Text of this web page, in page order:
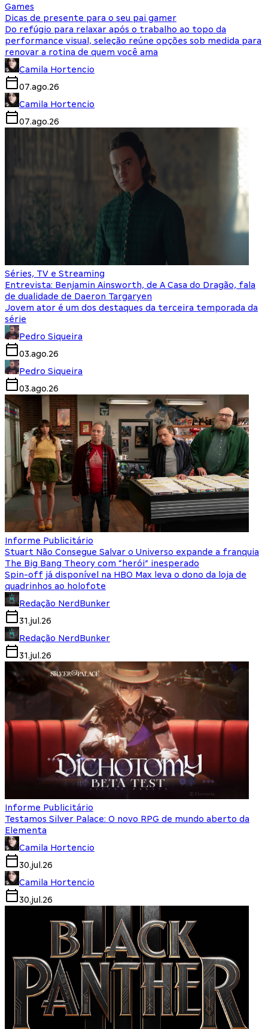
Games
Dicas de presente para o seu pai gamer
Do refúgio para relaxar após o trabalho ao topo da
performance visual, seleção reúne opções sob medida para
renovar a rotina de quem você ama
Camila Hortencio
07.ago.26
Camila Hortencio
07.ago.26
Séries, TV e Streaming
Entrevista: Benjamin Ainsworth, de A Casa do Dragão, fala
de dualidade de Daeron Targaryen
Jovem ator é um dos destaques da terceira temporada da
série
Pedro Siqueira
03.ago.26
Pedro Siqueira
03.ago.26
Informe Publicitário
Stuart Não Consegue Salvar o Universo expande a franquia
The Big Bang Theory com “herói” inesperado
Spin-off já disponível na HBO Max leva o dono da loja de
quadrinhos ao holofote
Redação NerdBunker
31.jul.26
Redação NerdBunker
31.jul.26
Informe Publicitário
Testamos Silver Palace: O novo RPG de mundo aberto da
Elementa
Camila Hortencio
30.jul.26
Camila Hortencio
30.jul.26